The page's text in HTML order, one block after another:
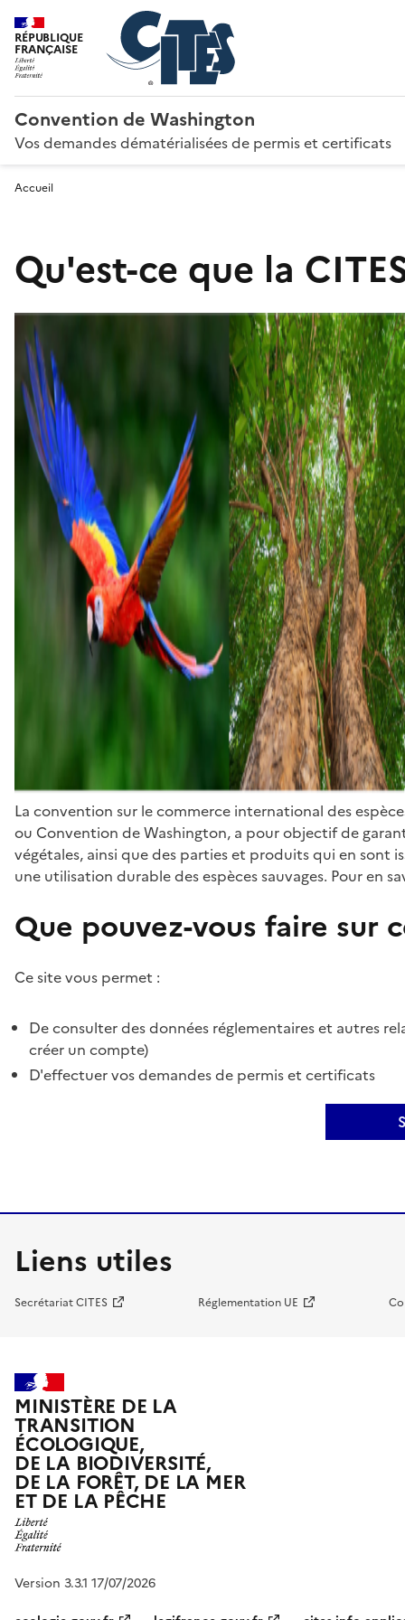
RÉPUBLIQUE
FRANÇAISE
Convention de Washington
Vos demandes dématérialisées de permis et certificats
Accueil
Qu'est-ce que la
La convention sur le commerce international des
ou Convention de Washington, a pour objectif de
végétales, ainsi que des parties et produits qui en sont
une utilisation durable des espèces sauvages. Pour en
Que pouvez-vous faire sur
Ce site vous permet :
De consulter des données réglementaires et autres
créer un compte)
D'effectuer vos demandes de permis et certificats
Liens utiles
Secrétariat CITES Réglementation UE
MINISTÈRE DE LA
TRANSITION
ÉCOLOGIQUE,
DE LA BIODIVERSITÉ,
DE LA FORÊT, DE LA MER
ET DE LA PÊCHE
Version 3.3.1 17/07/2026